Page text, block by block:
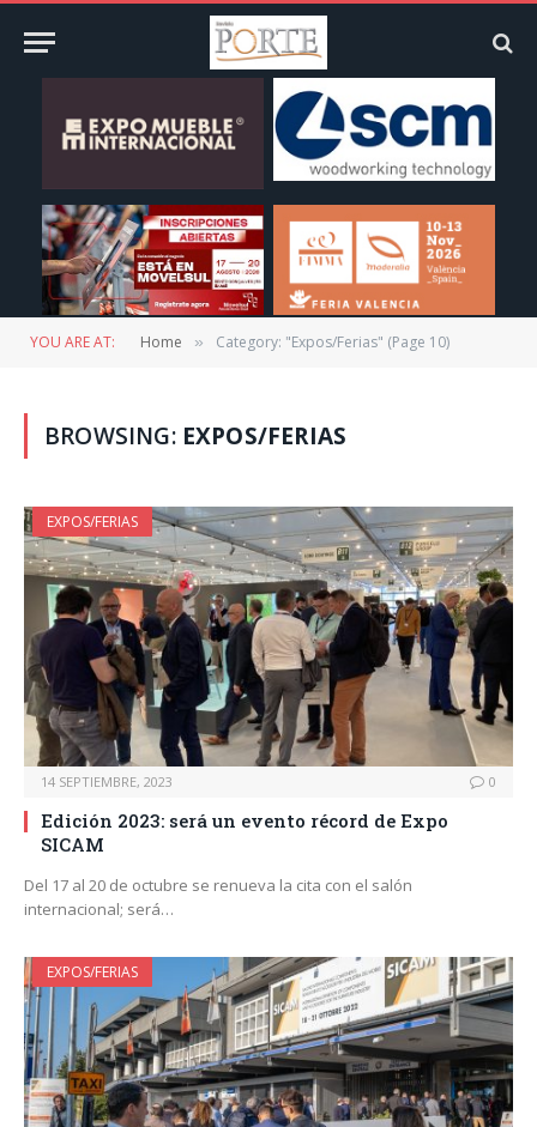
YOU ARE AT: Home » Category: "Expos/Ferias" (Page 10)
BROWSING: EXPOS/FERIAS
EXPOS/FERIAS
14 SEPTIEMBRE, 2023 0
Edición 2023: será un evento récord de Expo
SICAM
Del 17 al 20 de octubre se renueva la cita con el salón
internacional; será…
EXPOS/FERIAS